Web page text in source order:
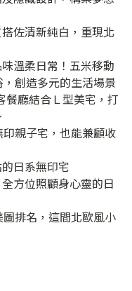
佐清新純白，重現北
溫柔日常！五米移動
創造多元的生活場景
餐廳結合Ｌ型美宅，打
親子宅，也能兼顧收
日系無印宅
方位照顧身心靈的日
排名，這間北歐風小